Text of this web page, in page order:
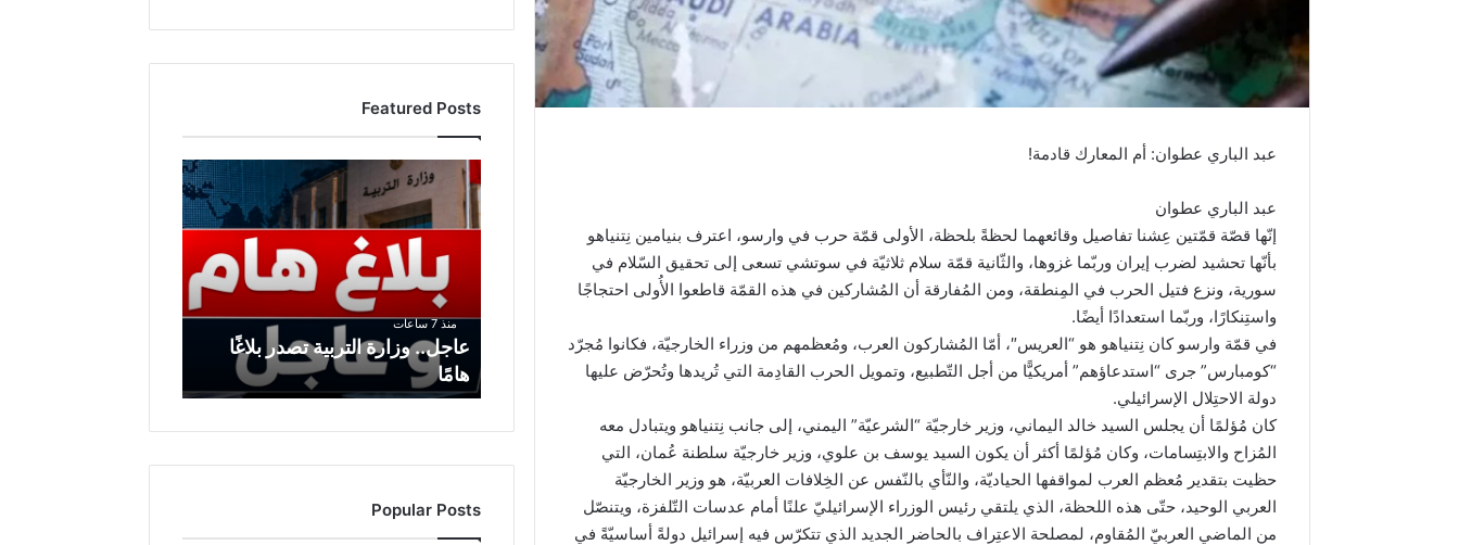
عبد الباري عطوان: أم المعارك قادمة!
عبد الباري عطوان
إنّها قصّة قمّتين عِشنا تفاصيل وقائعهما لحظةً بلحظة، الأولى قمّة حرب في وارسو، اعترف بنيامين نِتنياهو
بأنّها تحشيد لضرب إيران وربّما غزوها، والثّانية قمّة سلام ثلاثيّة في سوتشي تسعى إلى تحقيق السّلام في
سورية، ونزع فتيل الحرب في المِنطقة، ومن المُفارقة أن المُشاركين في هذه القمّة قاطعوا الأُولى احتجاجًا
واستِنكارًا، وربّما استعدادًا أيضًا.
في قمّة وارسو كان نِتنياهو هو “العريس″، أمّا المُشاركون العرب، ومُعظمهم من وزراء الخارجيّة، فكانوا مُجرّد
“كومبارس” جرى “استدعاؤهم” أمريكيًّا من أجل التّطبيع، وتمويل الحرب القادِمة التي تُريدها وتُحرّض عليها
دولة الاحتِلال الإسرائيلي.
كان مُؤلمًا أن يجلس السيد خالد اليماني، وزير خارجيّة “الشرعيّة” اليمني، إلى جانب نِتنياهو ويتبادل معه
المُزاح والابتِسامات، وكان مُؤلمًا أكثر أن يكون السيد يوسف بن علوي، وزير خارجيّة سلطنة عُمان، التي
حظيت بتقدير مُعظم العرب لمواقفها الحياديّة، والنّأي بالنّفس عن الخِلافات العربيّة، هو وزير الخارجيّة
العربي الوحيد، حتّى هذه اللحظة، الذي يلتقي رئيس الوزراء الإسرائيليّ علنًا أمام عدسات التّلفزة، ويتنصّل
من الماضي العربيّ المُقاوم، لمصلحة الاعتِراف بالحاضر الجديد الذي تتكرّس فيه إسرائيل دولةً أساسيّةً في
Featured Posts
ع
ا
ج
ر
ة
ت
ب
ي
منذ 7 ساعات
عاجل.. وزارة التربية تصدر بلاغًا
هامًا
Popular Posts